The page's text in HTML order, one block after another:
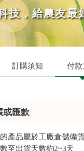
技，給農友最
訂購須知 付
或匯款
產品屬於工廠倉儲備
至出貨天數約2~3天